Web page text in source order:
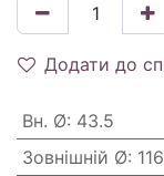
Додати до
Вн. Ø: 43.5
Зовнішній Ø: 116